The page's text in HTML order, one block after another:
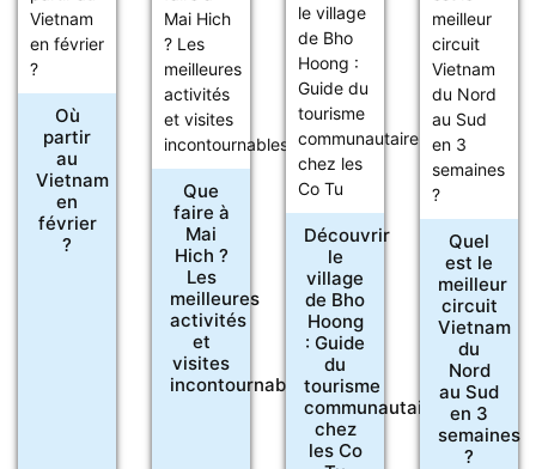
Où
partir
au
Vietnam
en
février
?
Que
faire à
Mai
Hich ?
Les
meilleures
activités
et
visites
incontournables
Découvrir
le
village
de Bho
Hoong
: Guide
du
tourisme
communautaire
chez
les Co
Quel
est le
meilleur
circuit
Vietnam
du
Nord
au Sud
en 3
semaines
?